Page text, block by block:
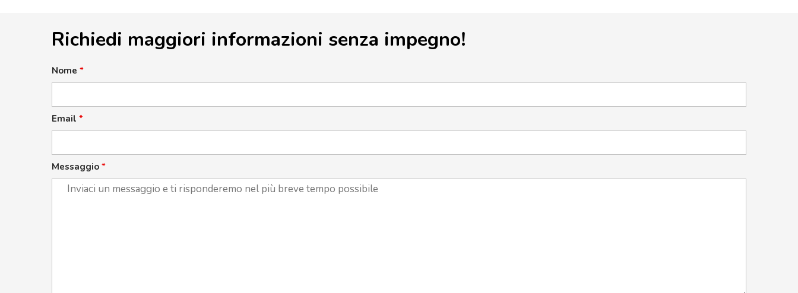
Richiedi maggiori informazioni senza impegno!
Nome *
Email *
Messaggio *